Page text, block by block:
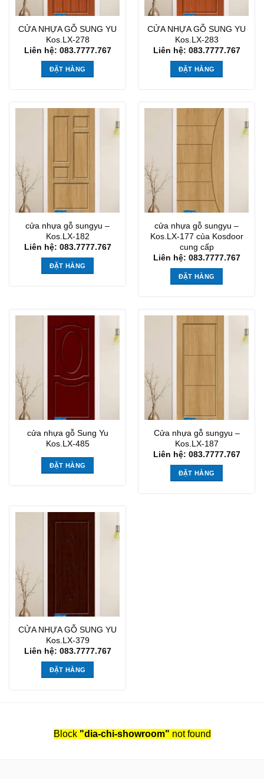
CỬA NHỰA GỖ SUNG YU
Kos.LX-278
Liên hệ: 083.7777.767
ĐẶT HÀNG
CỬA NHỰA GỖ SUNG YU
Kos.LX-283
Liên hệ: 083.7777.767
ĐẶT HÀNG
cửa nhựa gỗ sungyu –
Kos.LX-182
Liên hệ: 083.7777.767
ĐẶT HÀNG
cửa nhựa gỗ sungyu –
Kos.LX-177 của Kosdoor
cung cấp
Liên hệ: 083.7777.767
ĐẶT HÀNG
cửa nhựa gỗ Sung Yu
Kos.LX-485
ĐẶT HÀNG
Cửa nhựa gỗ sungyu –
Kos.LX-187
Liên hệ: 083.7777.767
ĐẶT HÀNG
CỬA NHỰA GỖ SUNG YU
Kos.LX-379
Liên hệ: 083.7777.767
ĐẶT HÀNG
Block "dia-chi-showroom" not found